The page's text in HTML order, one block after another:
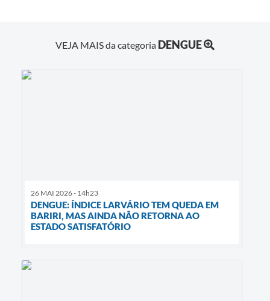
VEJA MAIS da categoria DENGUE
26 MAI 2026 - 14h23
DENGUE: ÍNDICE LARVÁRIO TEM QUEDA EM
BARIRI, MAS AINDA NÃO RETORNA AO
ESTADO SATISFATÓRIO